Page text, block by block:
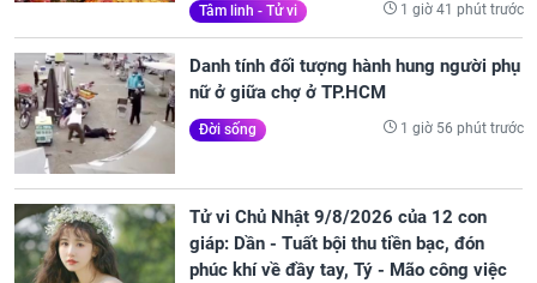
Tâm linh - Tử vi 1 giờ 41 phút trước
Danh tính đối tượng hành hung người phụ
nữ ở giữa chợ ở TP.HCM
Đời sống 1 giờ 56 phút trước
Tử vi Chủ Nhật 9/8/2026 của 12 con
giáp: Dần - Tuất bội thu tiền bạc, đón
phúc khí về đầy tay, Tý - Mão công việc